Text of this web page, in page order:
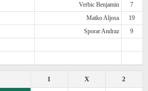
Verbic Benjamin
7
Matko Aljosa
19
Sporar Andraz
9
2
X
1